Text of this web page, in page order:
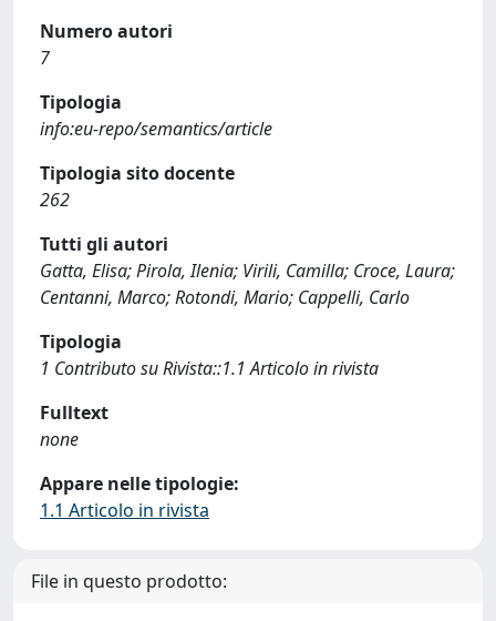
Numero autori
7
Tipologia
info:eu-repo/semantics/article
Tipologia sito docente
262
Tutti gli autori
Gatta, Elisa; Pirola, Ilenia; Virili, Camilla; Croce, Laura;
Centanni, Marco; Rotondi, Mario; Cappelli, Carlo
Tipologia
1 Contributo su Rivista::1.1 Articolo in rivista
Fulltext
none
Appare nelle tipologie:
1.1 Articolo in rivista
File in questo prodotto: